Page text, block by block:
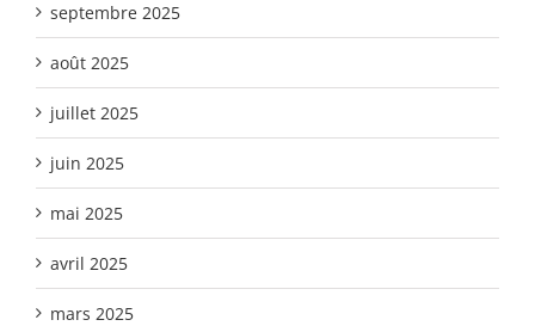
septembre 2025
août 2025
juillet 2025
juin 2025
mai 2025
avril 2025
mars 2025